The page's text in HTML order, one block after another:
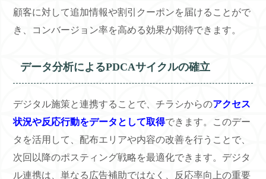
顧客に対して追加情報や割引クーポンを届けることがで
き、コンバージョン率を高める効果が期待できます。
データ分析によるPDCAサイクルの確立
デジタル施策と連携することで、チラシからのアクセス
状況や反応行動をデータとして取得できます。このデー
タを活用して、配布エリアや内容の改善を行うことで、
次回以降のポスティング戦略を最適化できます。デジタ
ル連携は、単なる広告補助ではなく、反応率向上の重要